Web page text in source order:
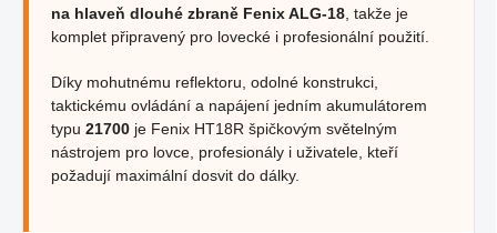
na hlaveň dlouhé zbraně Fenix ALG-18 , takže je
komplet připravený pro lovecké i profesionální použití.
Díky mohutnému reflektoru, odolné konstrukci,
taktickému ovládání a napájení jedním akumulátorem
typu 21700 je Fenix HT18R špičkovým světelným
nástrojem pro lovce, profesionály i uživatele, kteří
požadují maximální dosvit do dálky.